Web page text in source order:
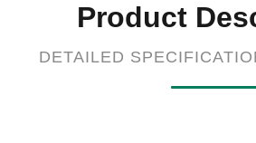
Product
DETAILED